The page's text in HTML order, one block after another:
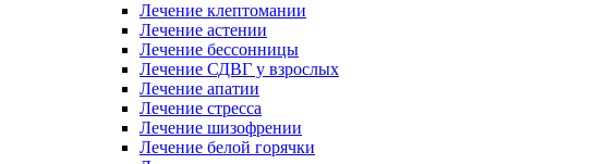
Лечение клептомании
Лечение астении
Лечение бессонницы
Лечение СДВГ у взрослых
Лечение апатии
Лечение стресса
Лечение шизофрении
Лечение белой горячки